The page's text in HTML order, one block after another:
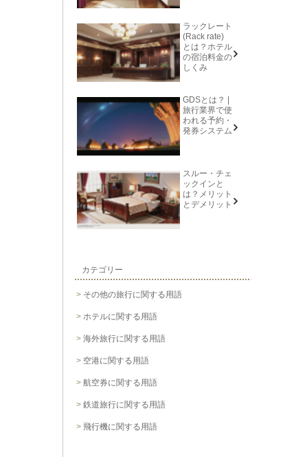
ラックレート
(Rack rate)
とは？ホテル
の宿泊料金の
しくみ
GDSとは？ |
旅行業界で使
われる予約・
発券システム
スルー・チェ
ックインと
は？メリット
とデメリット
カテゴリー
その他の旅行に関する用語
ホテルに関する用語
海外旅行に関する用語
空港に関する用語
航空券に関する用語
鉄道旅行に関する用語
飛行機に関する用語